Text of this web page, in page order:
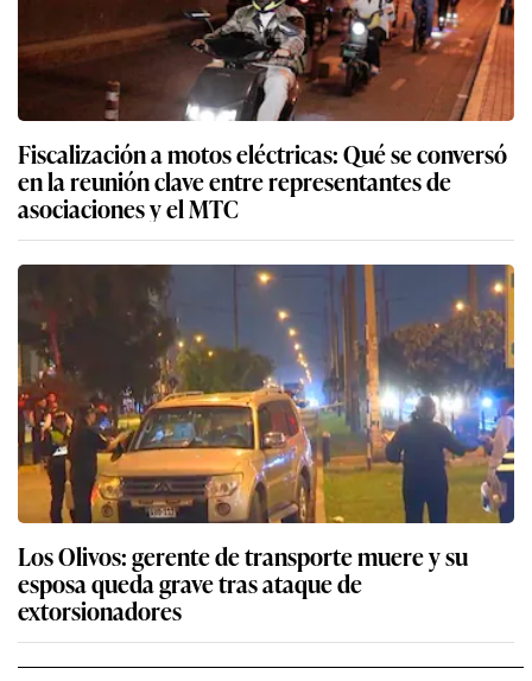
Fiscalización a motos eléctricas: Qué se conversó
en la reunión clave entre representantes de
asociaciones y el MTC
Los Olivos: gerente de transporte muere y su
esposa queda grave tras ataque de
extorsionadores